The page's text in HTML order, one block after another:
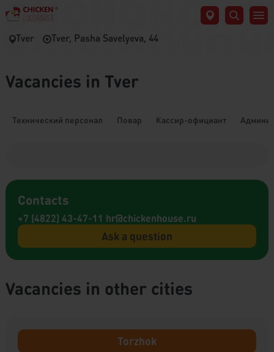
Tver Tver, Pasha Savelyeva, 44
Vacancies in Tver
Технический персонал Повар Кассир-официант
Contacts
+7 (4822) 43-47-11 hr@chickenhouse.ru
Ask a question
Vacancies in other cities
Torzhok